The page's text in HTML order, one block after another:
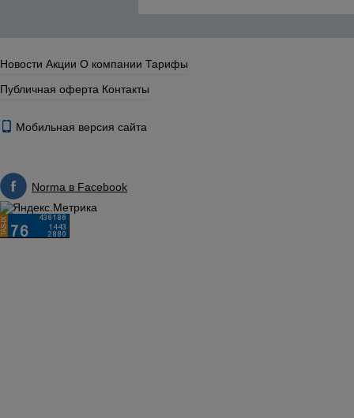
Новости Акции О компании Тарифы
Публичная оферта Контакты
Мобильная версия сайта
Norma в Facebook